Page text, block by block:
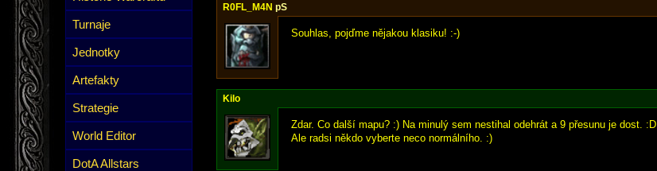
Turnaje
Jednotky
Artefakty
Strategie
World Editor
DotA Allstars
R0FL_M4N pS
Souhlas, pojďme nějakou klasiku! :-)
Kilo
Zdar. Co další mapu? :) Na minulý sem nestihal odehrát a 9 přesunu je dost. :D
Ale radsi někdo vyberte neco normálního. :)